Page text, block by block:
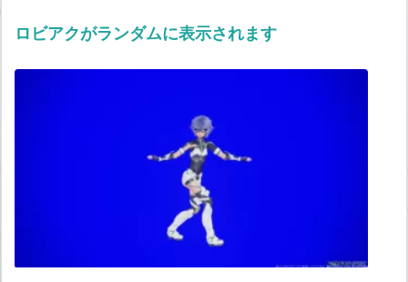
ロビアクがランダムに表示されます